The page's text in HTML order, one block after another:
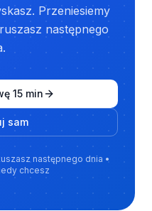
Przeniesiemy
następnego
15 min
sam
następnego dnia •
chcesz